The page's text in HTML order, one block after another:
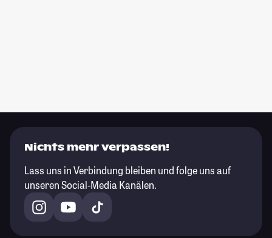
Nichts mehr verpassen!
Lass uns in Verbindung bleiben und folge uns auf
unseren Social-Media Kanälen.